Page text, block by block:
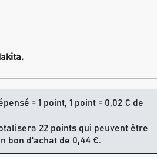
= 1 point, 1 point = 0,02 € de
22 points qui peuvent être
bon d'achat de 0,44 €.